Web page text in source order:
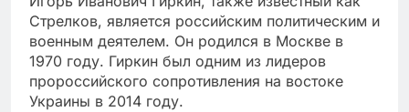
Стрелков, является российским политическим и
военным деятелем. Он родился в Москве в
1970 году. Гиркин был одним из лидеров
пророссийского сопротивления на востоке
Украины в 2014 году.